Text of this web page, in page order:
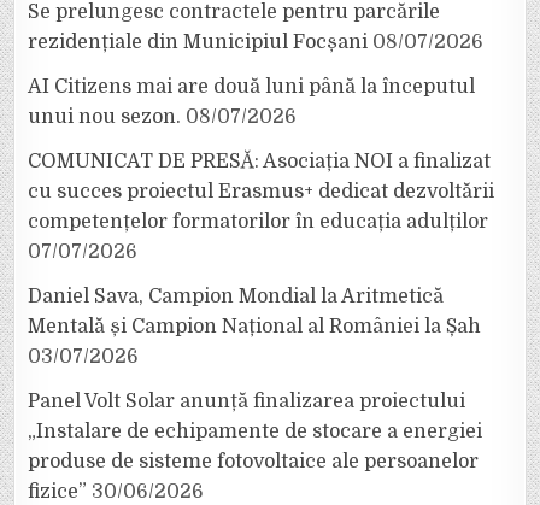
Se prelungesc contractele pentru parcările
rezidențiale din Municipiul Focșani 08/07/2026
AI Citizens mai are două luni până la începutul
unui nou sezon. 08/07/2026
COMUNICAT DE PRESĂ: Asociația NOI a finalizat
cu succes proiectul Erasmus+ dedicat dezvoltării
competențelor formatorilor în educația adulților
07/07/2026
Daniel Sava, Campion Mondial la Aritmetică
Mentală și Campion Național al României la Șah
03/07/2026
Panel Volt Solar anunță finalizarea proiectului
„Instalare de echipamente de stocare a energiei
produse de sisteme fotovoltaice ale persoanelor
fizice” 30/06/2026